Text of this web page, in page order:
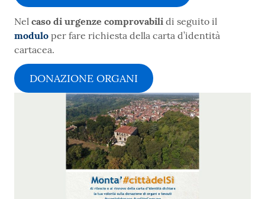
Nel caso di urgenze comprovabili di seguito il
modulo per fare richiesta della carta d’identità
cartacea.
DONAZIONE ORGANI